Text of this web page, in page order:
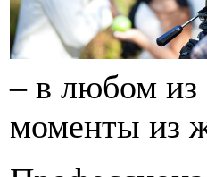
– в любом из
моменты из